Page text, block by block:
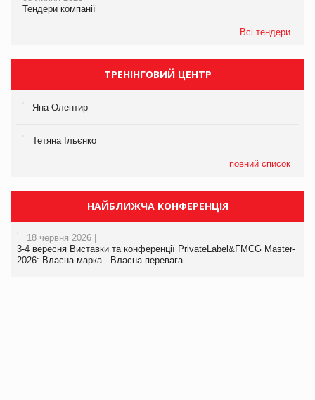
Тендери компанії
Всі тендери
ТРЕНІНГОВИЙ ЦЕНТР
Яна Олентир
Тетяна Ільєнко
повний список
НАЙБЛИЖЧА КОНФЕРЕНЦІЯ
18 червня 2026 |
3-4 вересня Виставки та конференції PrivateLabel&FMCG Master-
2026: Власна марка - Власна перевага